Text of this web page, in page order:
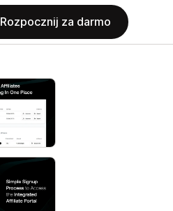
Rozpocznij za darmo